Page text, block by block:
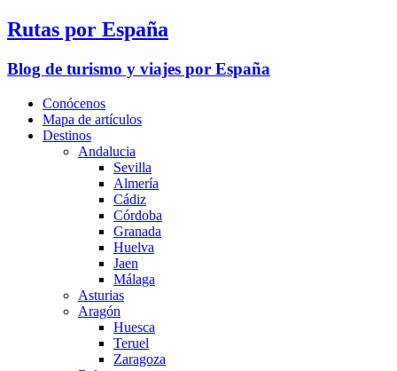
Rutas por España
Blog de turismo y viajes por España
Conócenos
Mapa de artículos
Destinos
Andalucia
Sevilla
Almería
Cádiz
Córdoba
Granada
Huelva
Jaen
Málaga
Asturias
Aragón
Huesca
Teruel
Zaragoza